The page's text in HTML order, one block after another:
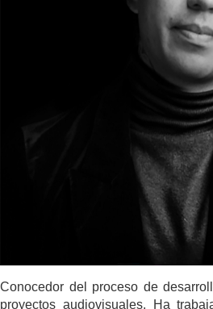
Conocedor del proceso de
proyectos audiovisuales. Ha